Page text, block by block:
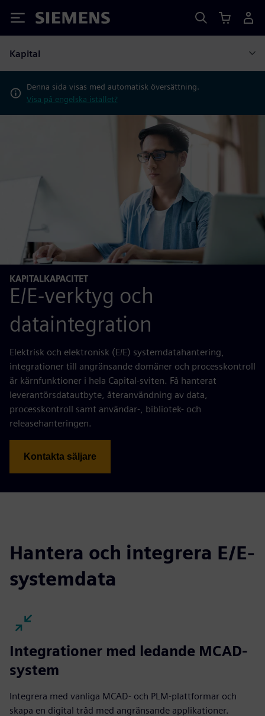
Siemens
Kapital
Denna sida visas med automatisk översättning.
Visa på engelska istället?
KAPITALKAPACITET
E/E-verktyg och
dataintegration
Elektrisk och elektronisk (E/E) systemdatahantering,
integrationer till angränsande domäner och processkontroll
är kärnfunktioner i hela Capital-sviten. Få hanterat
leverantörsdatautbyte, återanvändning av data,
processkontroll samt användar-, bibliotek- och
releasehanteringen.
Kontakta säljare
Hantera och integrera E/E-
systemdata
Integrationer med ledande MCAD-
system
Integrera med vanliga MCAD- och PLM-plattformar och
skapa en digital tråd med angränsande applikationer.